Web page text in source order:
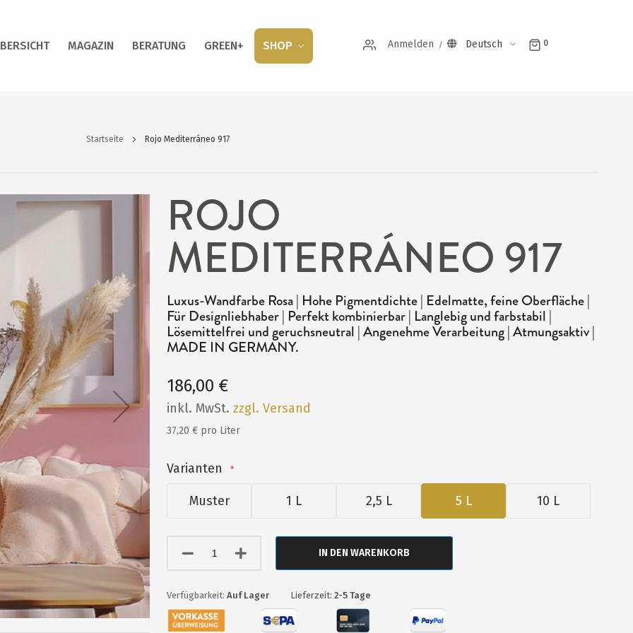
MAGAZIN BERATUNG GREEN+ SHOP Anmelden Deutsch 0
Startseite Rojo Mediterráneo 917
ROJO
MEDITERRÁNEO 917
Luxus-Wandfarbe Rosa | Hohe Pigmentdichte | Edelmatte, feine Oberfläche |
Für Designliebhaber | Perfekt kombinierbar | Langlebig und farbstabil |
Lösemittelfrei und geruchsneutral | Angenehme Verarbeitung | Atmungsaktiv |
MADE IN GERMANY.
186,00 €
inkl. MwSt.zzgl. Versand
37,20 € pro Liter
Varianten
Muster 1 L 2,5 L 5 L 10 L
IN DEN WARENKORB
Auf Lager Lieferzeit: 2-5 Tage